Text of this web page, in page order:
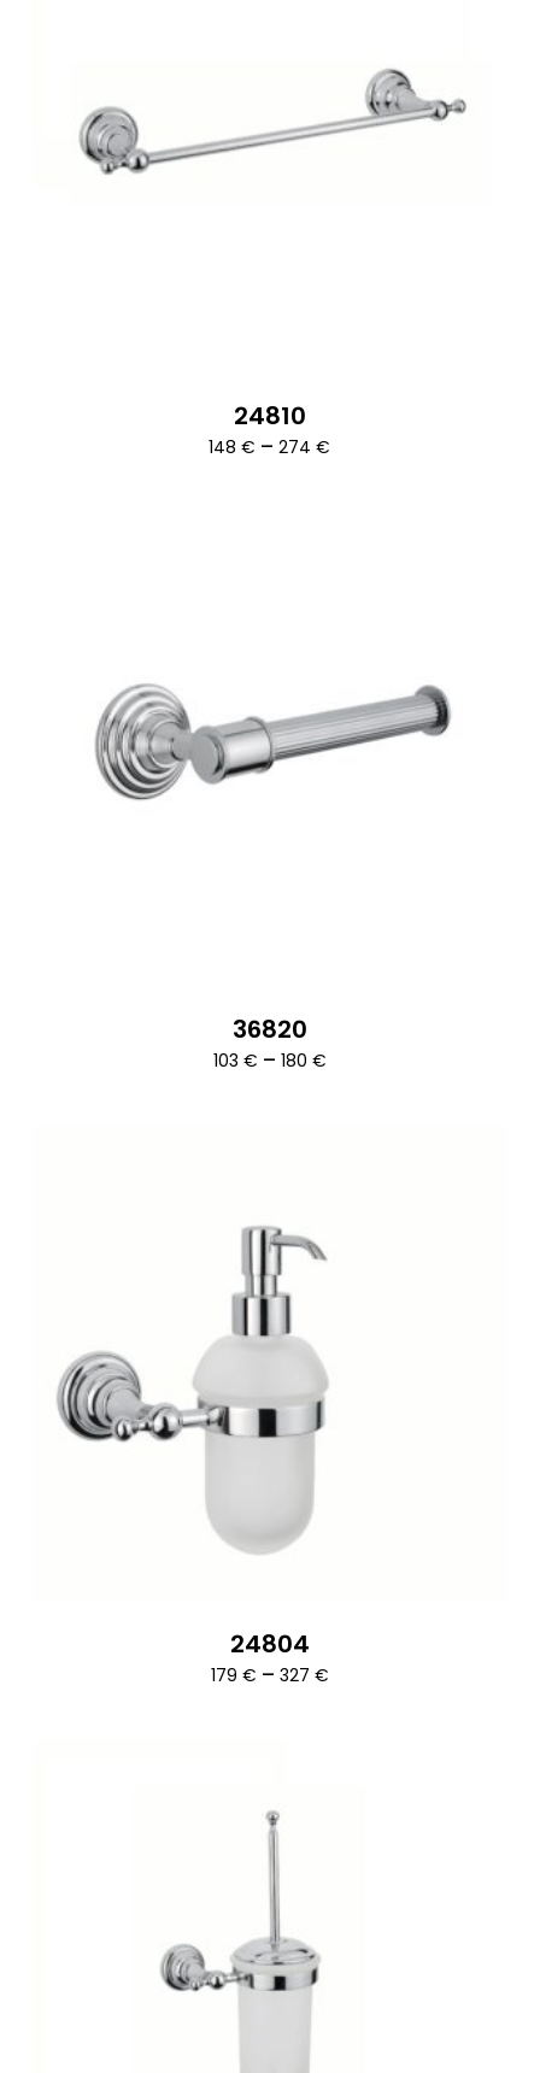
24810
148€ – 274€
36820
103 € – 180 €Ártartomány:
24804
179 € – 327 €Ártartomány: